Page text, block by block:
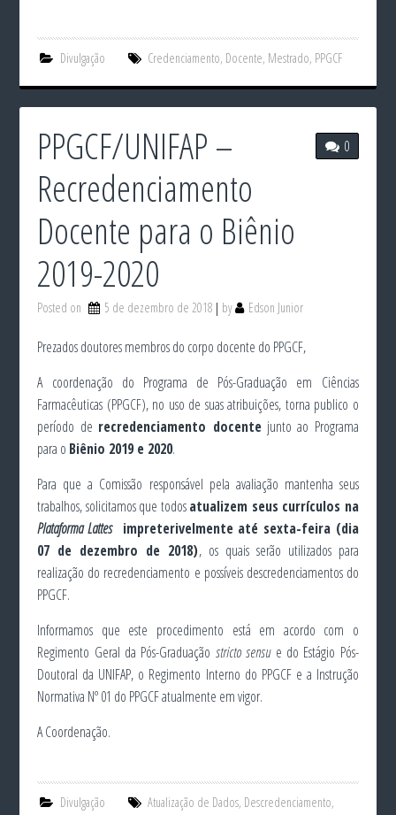
Divulgação Credenciamento, Docente, Mestrado, PPGCF
0
PPGCF/UNIFAP –
Recredenciamento
Docente para o Biênio
2019-2020
Posted on 5 de dezembro de 2018 by Edson Junior
Prezados doutores membros do corpo docente do PPGCF,
A coordenação do Programa de Pós-Graduação em Ciências
Farmacêuticas (PPGCF), no uso de suas atribuições, torna publico o
período de recredenciamento docentejunto ao Programa
para o Biênio 2019 e 2020.
Para que a Comissão responsável pela avaliação mantenha seus
trabalhos, solicitamos que todosatualizem seus currículos na
Plataforma Lattes impreterivelmente até sexta-feira (dia
07 de dezembro de 2018), os quais serão utilizados para
realização do recredenciamento e possíveis descredenciamentos do
PPGCF.
Informamos que este procedimento está em acordo com o
Regimento Geral da Pós-Graduação stricto sensue do Estágio Pós-
Doutoral da UNIFAP, o Regimento Interno do PPGCF e a Instrução
Normativa Nº 01 do PPGCF atualmente em vigor.
A Coordenação.
Divulgação Atualização de Dados, Descredenciamento,